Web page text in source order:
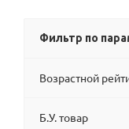
Фильтр по
Возрастной
Б.У. товар